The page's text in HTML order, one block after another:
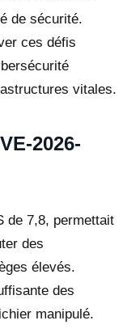
de sécurité.
ces défis
vitales.
2026-
de 7,8, permettait
des
élevés.
des
manipulé.